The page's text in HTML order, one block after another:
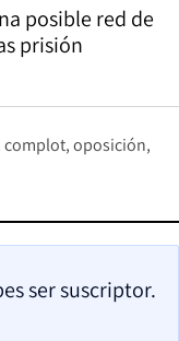
posible red de
prisión
complot oposición
ser suscriptor.